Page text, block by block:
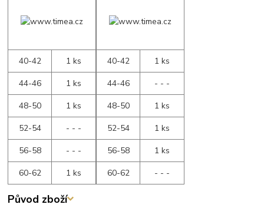
40-42
1 ks
44-46
1 ks
48-50
1 ks
52-54
- - -
56-58
- - -
60-62
1 ks
40-42
1 ks
44-46
- - -
48-50
1 ks
52-54
1 ks
56-58
1 ks
60-62
- - -
Původ zboží